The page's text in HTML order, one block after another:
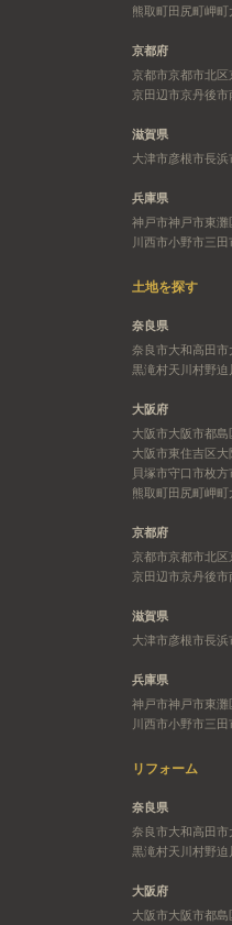
熊取町田尻町岬町
京都府
京都市京都市北区
京田辺市京丹後市
滋賀県
大津市彦根市長浜
兵庫県
神戸市神戸市東灘
川西市小野市三田
土地を探す
奈良県
奈良市大和高田市
黒滝村天川村野
大阪府
大阪市大阪市都島
大阪市東住吉区大
貝塚市守口市枚方
熊取町田尻町岬町
京都府
京都市京都市北区
京田辺市京丹後市
滋賀県
大津市彦根市長浜
兵庫県
神戸市神戸市東灘
川西市小野市三田
リフォーム
奈良県
奈良市大和高田市
黒滝村天川村野
大阪府
大阪市大阪市都島